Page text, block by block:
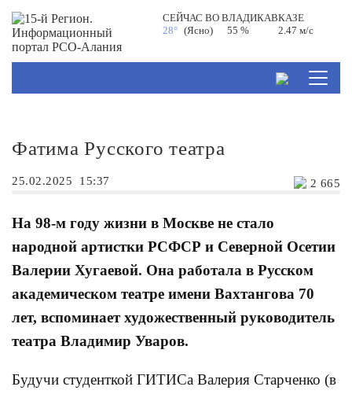
СЕЙЧАС ВОВЛАДИКАВКАЗЕ
28° (Ясно) 55 % 2.47 м/с
Фатима Русского театра
25.02.2025 15:37 2 665
На 98-м году жизни в Москве не стало
народной артистки РСФСР и Северной Осетии
Валерии Хугаевой. Она работала в Русском
академическом театре имени Вахтангова 70
лет, вспоминает художественный руководитель
театра Владимир Уваров.
Будучи студенткой ГИТИСа Валерия Старченко (в